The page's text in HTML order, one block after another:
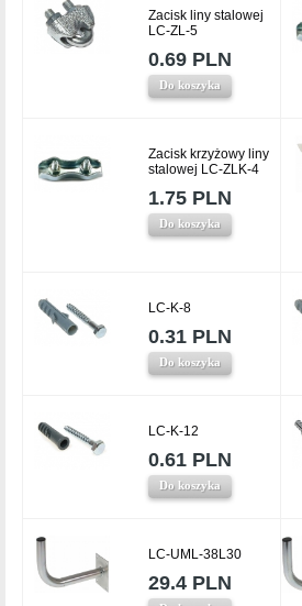
Zacisk liny stalowej
LC-ZL-5
0.69 PLN
Do koszyka
Zacisk krzyżowy liny
stalowej LC-ZLK-4
1.75 PLN
Do koszyka
LC-K-8
0.31 PLN
Do koszyka
LC-K-12
0.61 PLN
Do koszyka
LC-UML-38L30
29.4 PLN